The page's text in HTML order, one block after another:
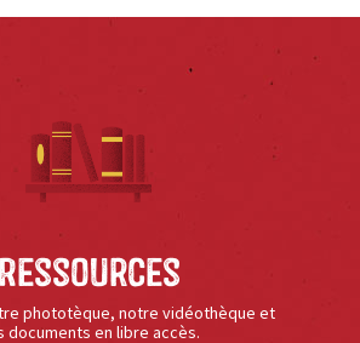
Ressources
phototèque, notre vidéothèque et
documents en libre accès.